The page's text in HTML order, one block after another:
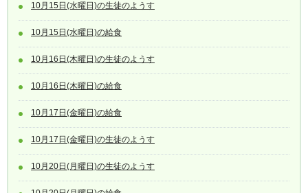
10月15日(水曜日)の生徒のようす
10月15日(水曜日)の給食
10月16日(木曜日)の生徒のようす
10月16日(木曜日)の給食
10月17日(金曜日)の給食
10月17日(金曜日)の生徒のようす
10月20日(月曜日)の生徒のようす